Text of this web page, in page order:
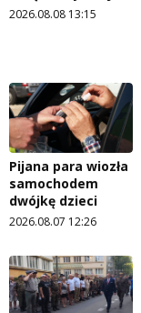
2026.08.08 13:15
Pijana para wiozła
samochodem
dwójkę dzieci
2026.08.07 12:26